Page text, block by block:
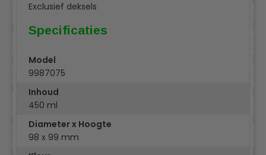
Exclusief deksels
Specificaties
Model
9987075
Inhoud
450 ml
Diameter x Hoogte
98 x 99 mm